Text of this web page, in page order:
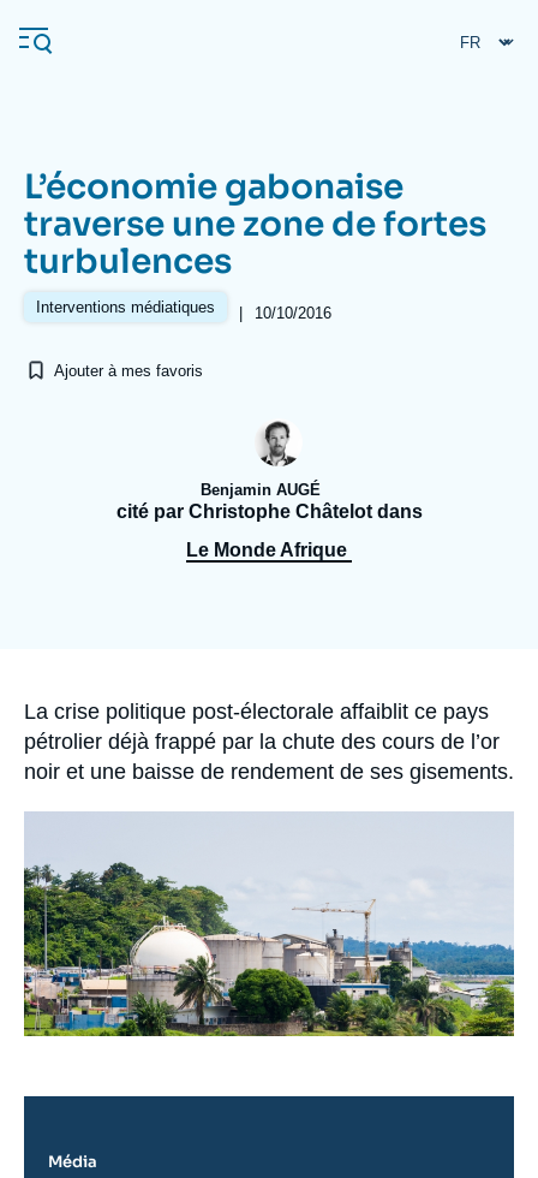
au
contenu
Navigation
principale
L'Ifri
Se connecter
À propos de l'Ifri
Proche-Orient
L’économie gabonaise
traverse une zone de fortes
turbulences
Interventions médiatiques | 10/10/2016
Ajouter à mes favoris
Benjamin AUGÉ
cité par Christophe Châtelot dans
Le Monde Afrique
Accroche
La crise politique post-électorale affaiblit ce pays
pétrolier déjà frappé par la chute des cours de l’or
noir et une baisse de rendement de ses gisements.
médiatique
Média